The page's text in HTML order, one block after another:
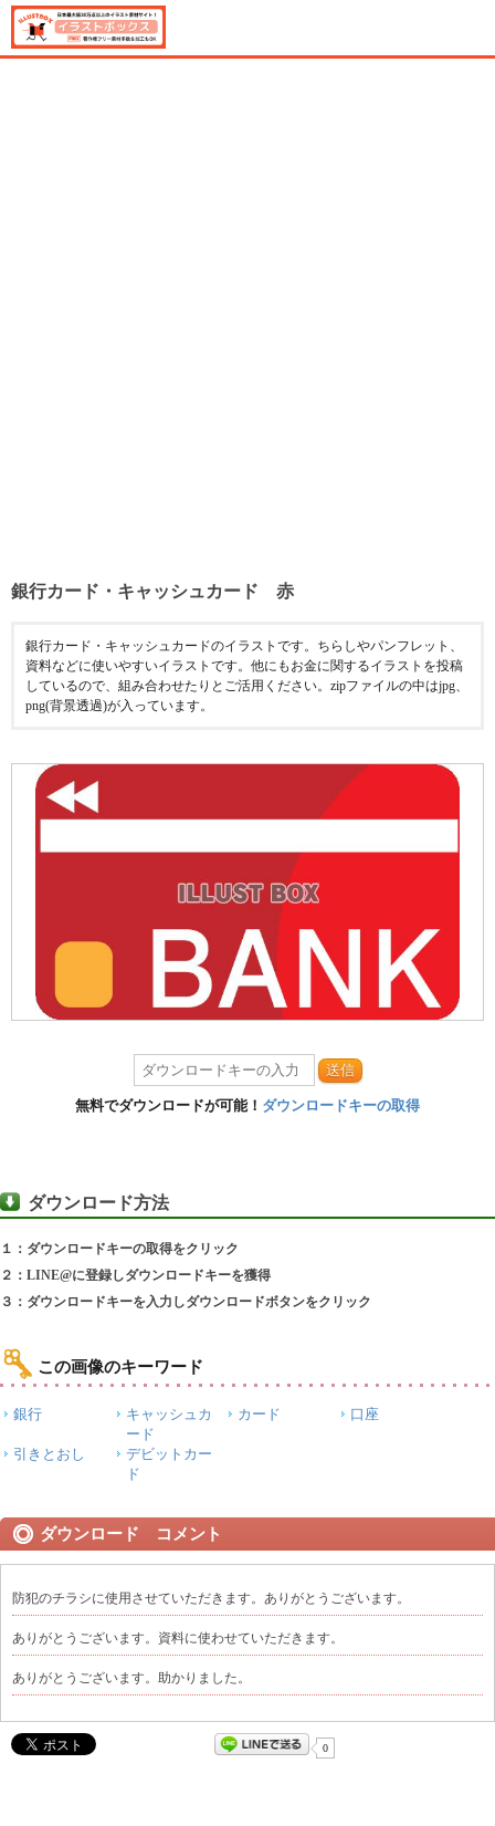
銀行カード・キャッシュカード 赤
銀行カード・キャッシュカードのイラストです。ちらしやパンフレット、
資料などに使いやすいイラストです。他にもお金に関するイラストを投稿
しているので、組み合わせたりとご活用ください。zipファイルの中はjpg、
png(背景透過)が入っています。
送信
無料でダウンロードが可能！ ダウンロードキーの取得
ダウンロード方法
１：ダウンロードキーの取得をクリック
２：LINE@に登録しダウンロードキーを獲得
３：ダウンロードキーを入力しダウンロードボタンをクリック
この画像のキーワード
銀行
キャッシュカ
ード
カード 口座
引きとおし
デビットカー
ド
ダウンロード コメント
防犯のチラシに使用させていただきます。ありがとうございます。
ありがとうございます。資料に使わせていただきます。
ありがとうございます。助かりました。
0